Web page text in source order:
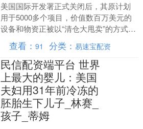
美国国际开发署正式关闭后，其原计划
用于5000多个项目，价值数百万美元的
设备和物资正被以“清仓大甩卖”的方式处
置。报道称，原本受严格监管的美国政
府资产正通过出售....
查看： 91 分类： 易速宝配资
民信配资端平台 世界
上最大的婴儿：美国
夫妇用31年前冷冻的
胚胎生下儿子_林赛_
孩子_蒂姆